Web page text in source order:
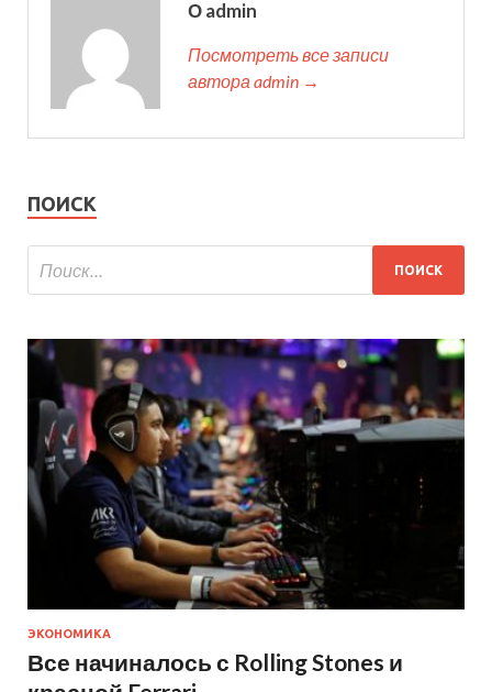
О admin
Посмотреть все записи
автора admin →
ПОИСК
ЭКОНОМИКА
Все начиналось с Rolling Stones и